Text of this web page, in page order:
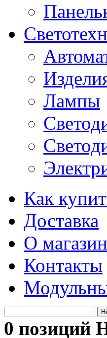
Лампы
Как
Доставка
О
Контакты
0 позиций